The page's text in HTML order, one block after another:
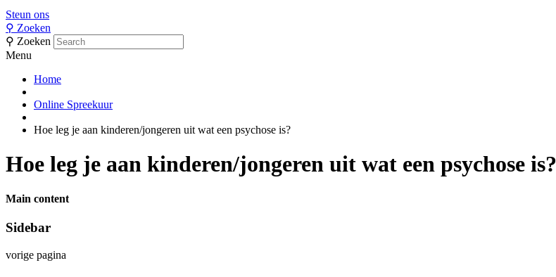
Steun ons
⚲ Zoeken
⚲ Zoeken
Menu
Home
Online Spreekuur
Hoe leg je aan kinderen/jongeren uit wat een psychose is?
Hoe leg je aan kinderen/jongeren uit wat een psychose is?
Main content
Sidebar
vorige pagina